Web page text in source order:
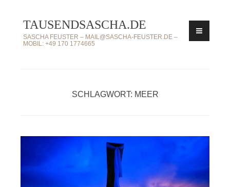
Inhalt
springen
TAUSENDSASCHA.DE
SASCHA FEUSTER – MAIL@SASCHA-FEUSTER.DE –
MOBIL: +49 170 1774665
SCHLAGWORT: MEER